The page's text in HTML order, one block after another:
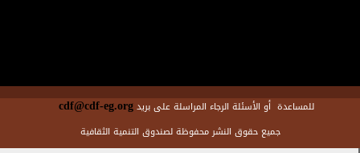
للمساعدة أو الأسئلة الرجاء المراسلة على بريدcdf@cdf-eg.org
جميع حقوق النشر محفوظة لصندوق التنمية الثقافية